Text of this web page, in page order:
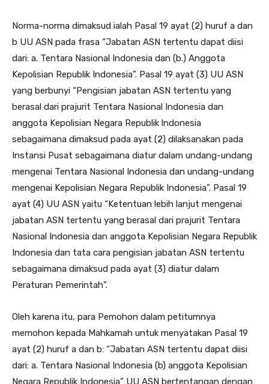
Norma-norma dimaksud ialah Pasal 19 ayat (2) huruf a dan
b UU ASN pada frasa “Jabatan ASN tertentu dapat diisi
dari: a. Tentara Nasional Indonesia dan (b.) Anggota
Kepolisian Republik Indonesia”. Pasal 19 ayat (3) UU ASN
yang berbunyi “Pengisian jabatan ASN tertentu yang
berasal dari prajurit Tentara Nasional Indonesia dan
anggota Kepolisian Negara Republik lndonesia
sebagaimana dimaksud pada ayat (2) dilaksanakan pada
Instansi Pusat sebagaimana diatur dalam undang-undang
mengenai Tentara Nasional Indonesia dan undang-undang
mengenai Kepolisian Negara Republik Indonesia”. Pasal 19
ayat (4) UU ASN yaitu “Ketentuan lebih lanjut mengenai
jabatan ASN tertentu yang berasal dari prajurit Tentara
Nasional Indonesia dan anggota Kepolisian Negara Republik
Indonesia dan tata cara pengisian jabatan ASN tertentu
sebagaimana dimaksud pada ayat (3) diatur dalam
Peraturan Pemerintah”.
Oleh karena itu, para Pemohon dalam petitumnya
memohon kepada Mahkamah untuk menyatakan Pasal 19
ayat (2) huruf a dan b: “Jabatan ASN tertentu dapat diisi
dari: a. Tentara Nasional Indonesia (b) anggota Kepolisian
Negara Republik Indonesia” UU ASN bertentangan dengan